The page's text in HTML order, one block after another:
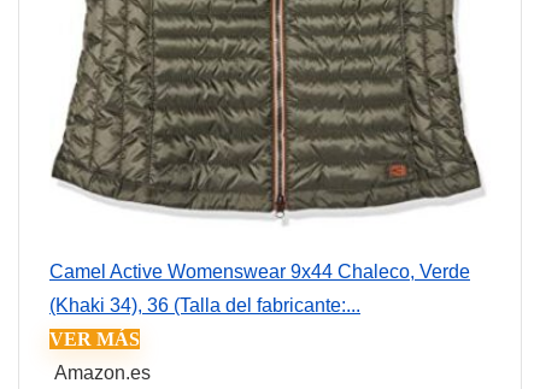
Camel Active Womenswear 9x44 Chaleco, Verde
(Khaki 34), 36 (Talla del fabricante:...
VER MÁS
Amazon.es